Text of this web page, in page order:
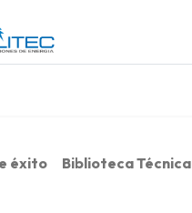
éxito
Biblioteca Técnica